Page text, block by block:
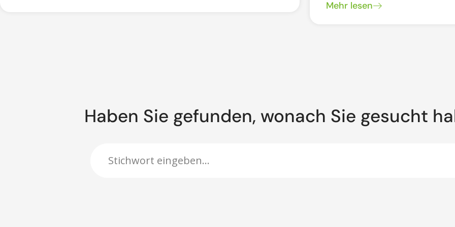
Mehr lesen
Haben Sie gefunden, wonach Sie gesucht